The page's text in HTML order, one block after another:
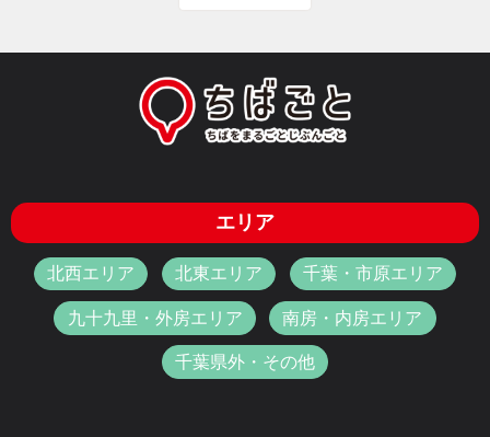
エリア
北西エリア 北東エリア 千葉・市原エリア
九十九里・外房エリア 南房・内房エリア
千葉県外・その他